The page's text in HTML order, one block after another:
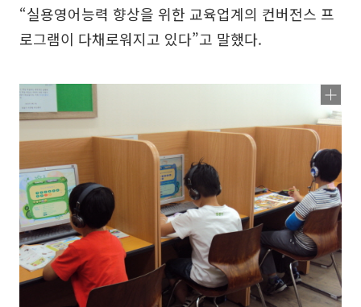
“실용영어능력 향상을 위한 교육업계의 컨버전스 프
로그램이 다채로워지고 있다”고 말했다.